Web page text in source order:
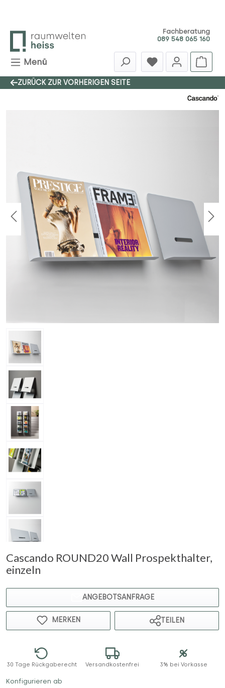
Fachberatung
089 548 065 160
Menü
ZURÜCK ZUR VORHERIGEN SEITE
Cascando ROUND20 Wall Prospekthalter,
einzeln
ANGEBOTSANFRAGE
MERKEN TEILEN
30 Tage Rückgaberecht Versandkostenfrei 3% bei Vorkasse
Konfigurieren ab